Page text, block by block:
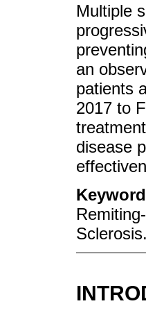
Multiple
an
patients
2017 to
disease
Sclerosis.